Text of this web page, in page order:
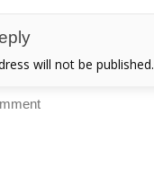
will not be published.